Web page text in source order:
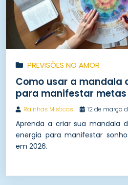
PREVISÕES NO AMOR
Como usar a mandala
para manifestar metas
Rainhas Misticas 12 de março
Aprenda a criar sua mandala
energia para manifestar
em 2026.